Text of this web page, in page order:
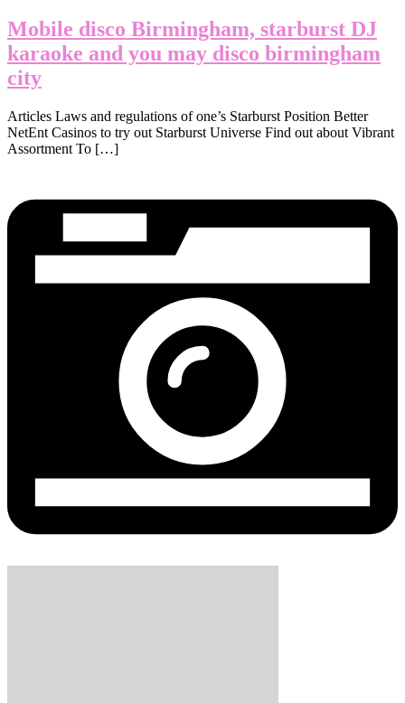
Mobile disco Birmingham, starburst DJ
karaoke and you may disco birmingham
city
Articles Laws and regulations of one’s Starburst Position Better
NetEnt Casinos to try out Starburst Universe Find out about Vibrant
Assortment To […]